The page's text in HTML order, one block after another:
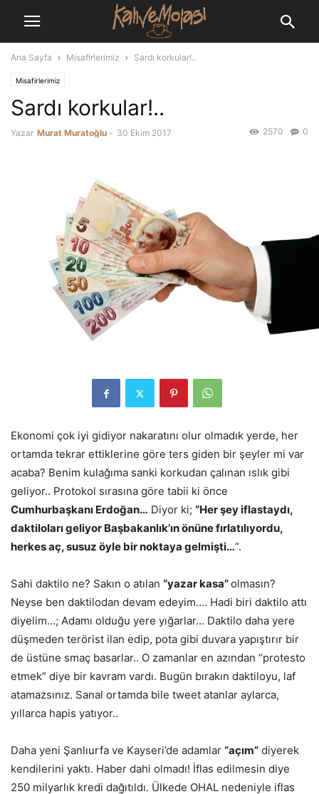
Ana Sayfa Misafirlerimiz Sardı korkular!..
Misafirlerimiz
Sardı korkular!..
Yazar Murat Muratoğlu - 30 Ekim 2017 0
2570
Ekonomi çok iyi gidiyor nakaratını olur olmadık yerde, her
ortamda tekrar ettiklerine göre ters giden bir şeyler mi var
acaba? Benim kulağıma sanki korkudan çalınan ıslık gibi
geliyor.. Protokol sırasına göre tabii ki önce
Cumhurbaşkanı Erdoğan… Diyor ki; “Her şey iflastaydı,
daktiloları geliyor Başbakanlık’ın önüne fırlatılıyordu,
herkes aç, susuz öyle bir noktaya gelmişti…”.
Sahi daktilo ne? Sakın o atılan “yazar kasa”olmasın?
Neyse ben daktilodan devam edeyim…. Hadi biri daktilo attı
diyelim…; Adamı olduğu yere yığarlar… Daktilo daha yere
düşmeden terörist ilan edip, pota gibi duvara yapıştırır bir
de üstüne smaç basarlar.. O zamanlar en azından “protesto
etmek” diye bir kavram vardı. Bugün bırakın daktiloyu, laf
atamazsınız. Sanal ortamda bile tweet atanlar aylarca,
yıllarca hapis yatıyor..
Daha yeni Şanlıurfa ve Kayseri’de adamlar “açım” diyerek
kendilerini yaktı. Haber dahi olmadı! İflas edilmesin diye
250 milyarlık kredi dağıtıldı. Ülkede OHAL nedeniyle iflas